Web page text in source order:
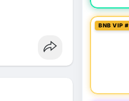
BNB VIP